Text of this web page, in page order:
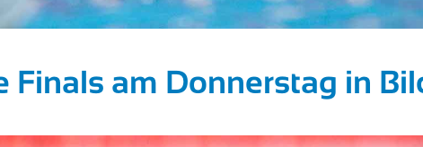
Finals am Donnerstag in